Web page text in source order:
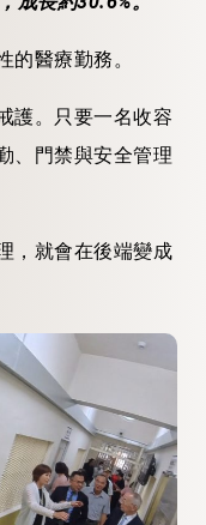
醫療勤務。
護。只要一名收容
、門禁與安全管理
，就會在後端變成